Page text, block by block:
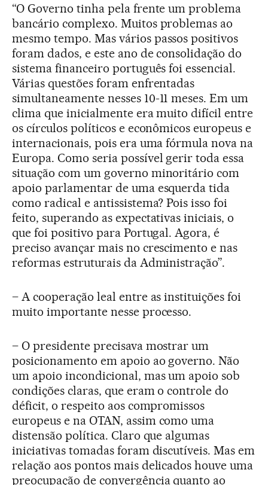
“O Governo tinha pela frente um problema
bancário complexo. Muitos problemas ao
mesmo tempo. Mas vários passos positivos
foram dados, e este ano de consolidação do
sistema financeiro português foi essencial.
Várias questões foram enfrentadas
simultaneamente nesses 10-11 meses. Em um
clima que inicialmente era muito difícil entre
os círculos políticos e econômicos europeus e
internacionais, pois era uma fórmula nova na
Europa. Como seria possível gerir toda essa
situação com um governo minoritário com
apoio parlamentar de uma esquerda tida
como radical e antissistema? Pois isso foi
feito, superando as expectativas iniciais, o
que foi positivo para Portugal. Agora, é
preciso avançar mais no crescimento e nas
reformas estruturais da Administração”.
–A cooperação leal entre as instituições foi
muito importante nesse processo.
– O presidente precisava mostrar um
posicionamento em apoio ao governo. Não
um apoio incondicional, mas um apoio sob
condições claras, que eram o controle do
déficit, o respeito aos compromissos
europeus e na OTAN, assim como uma
distensão política. Claro que algumas
iniciativas tomadas foram discutíveis. Mas em
relação aos pontos mais delicados houve uma
preocupação de convergência quanto ao